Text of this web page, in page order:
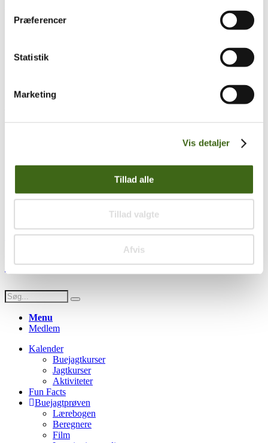
Præferencer
Statistik
Marketing
Vis detaljer
Tillad alle
Tillad valgte
Afvis
Populære sider
Lokalforeninger
Uddannelsesmateriale
Handelsbetingelser
Facebook Instagram
Youtube
HDsign.dk
Menu
Medlem
Kalender
Buejagtkurser
Jagtkurser
Aktiviteter
Fun Facts
Buejagtprøven
Lærebogen
Beregnere
Film